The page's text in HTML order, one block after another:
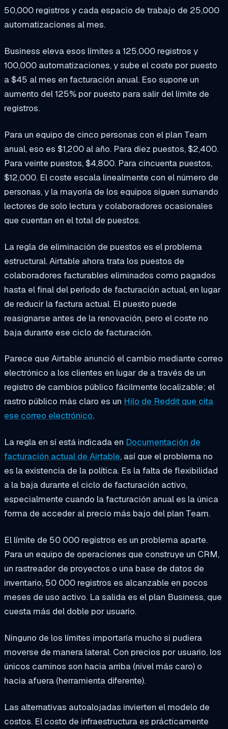
50,000 registros y cada espacio de trabajo de 25,000
automatizaciones al mes.
Business eleva esos límites a 125,000 registros y
100,000 automatizaciones, y sube el coste por puesto
a $45 al mes en facturación anual. Eso supone un
aumento del 125% por puesto para salir del límite de
registros.
Para un equipo de cinco personas con el plan Team
anual, eso es $1,200 al año. Para diez puestos, $2,400.
Para veinte puestos, $4,800. Para cincuenta puestos,
$12,000. El coste escala linealmente con el número de
personas, y la mayoría de los equipos siguen sumando
lectores de solo lectura y colaboradores ocasionales
que cuentan en el total de puestos.
La regla de eliminación de puestos es el problema
estructural. Airtable ahora trata los puestos de
colaboradores facturables eliminados como pagados
hasta el final del período de facturación actual, en lugar
de reducir la factura actual. El puesto puede
reasignarse antes de la renovación, pero el coste no
baja durante ese ciclo de facturación.
Parece que Airtable anunció el cambio mediante correo
electrónico a los clientes en lugar de a través de un
registro de cambios público fácilmente localizable; el
rastro público más claro es un Hilo de Reddit que cita
ese correo electrónico.
La regla en sí está indicada en Documentación de
facturación actual de Airtable, así que el problema no
es la existencia de la política. Es la falta de flexibilidad
a la baja durante el ciclo de facturación activo,
especialmente cuando la facturación anual es la única
forma de acceder al precio más bajo del plan Team.
El límite de 50 000 registros es un problema aparte.
Para un equipo de operaciones que construye un CRM,
un rastreador de proyectos o una base de datos de
inventario, 50 000 registros es alcanzable en pocos
meses de uso activo. La salida es el plan Business, que
cuesta más del doble por usuario.
Ninguno de los límites importaría mucho si pudiera
moverse de manera lateral. Con precios por usuario, los
únicos caminos son hacia arriba (nivel más caro) o
hacia afuera (herramienta diferente).
Las alternativas autoalojadas invierten el modelo de
costos. El costo de infraestructura es prácticamente